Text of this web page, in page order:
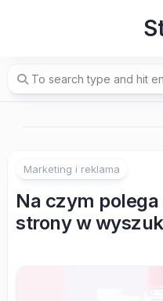
Marketing i reklama
Na czym
strony w